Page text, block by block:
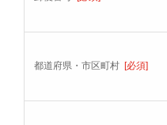
都道府県・市区町村 [必須]